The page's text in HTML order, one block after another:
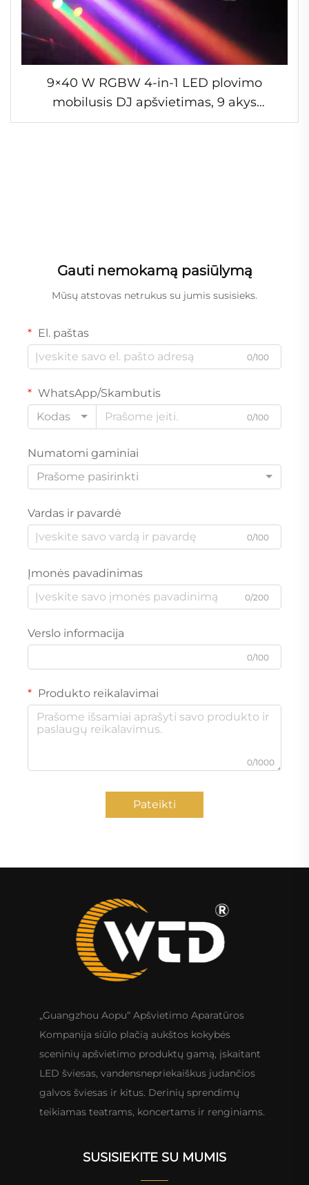
9×40 W RGBW 4-in-1 LED plovimo
mobilusis DJ apšvietimas, 9 akys
spalvingų spindulių aklinamasis
Gauti nemokamą pasiūlymą
Mūsų atstovas netrukus su jumis susisieks.
El. paštas
0/100
WhatsApp/Skambutis
Kodas
0/100
Numatomi gaminiai
Prašome pasirinkti
Vardas ir pavardė
0/100
Įmonės pavadinimas
0/200
Verslo informacija
0/100
Produkto reikalavimai
0/1000
Pateikti
„Guangzhou Aopu“ Apšvietimo Aparatūros
Kompanija siūlo plačią aukštos kokybės
sceninių apšvietimo produktų gamą, įskaitant
LED šviesas, vandensnepriekaiškus judančios
galvos šviesas ir kitus. Derinių sprendimų
teikiamas teatrams, koncertams ir renginiams.
SUSISIEKITE SU MUMIS